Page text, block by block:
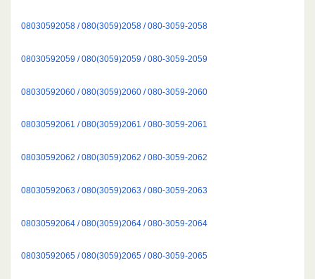
08030592058 / 080(3059)2058 / 080-3059-2058
08030592059 / 080(3059)2059 / 080-3059-2059
08030592060 / 080(3059)2060 / 080-3059-2060
08030592061 / 080(3059)2061 / 080-3059-2061
08030592062 / 080(3059)2062 / 080-3059-2062
08030592063 / 080(3059)2063 / 080-3059-2063
08030592064 / 080(3059)2064 / 080-3059-2064
08030592065 / 080(3059)2065 / 080-3059-2065